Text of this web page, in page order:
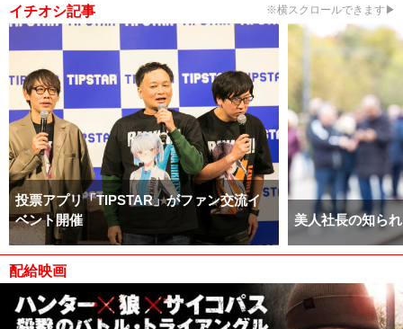
イチオシ記事 ※横スクロールできます▶
投票アプリ「TIPSTAR」がファン交流イ
ベント開催
美人社長の知ら
配給映画